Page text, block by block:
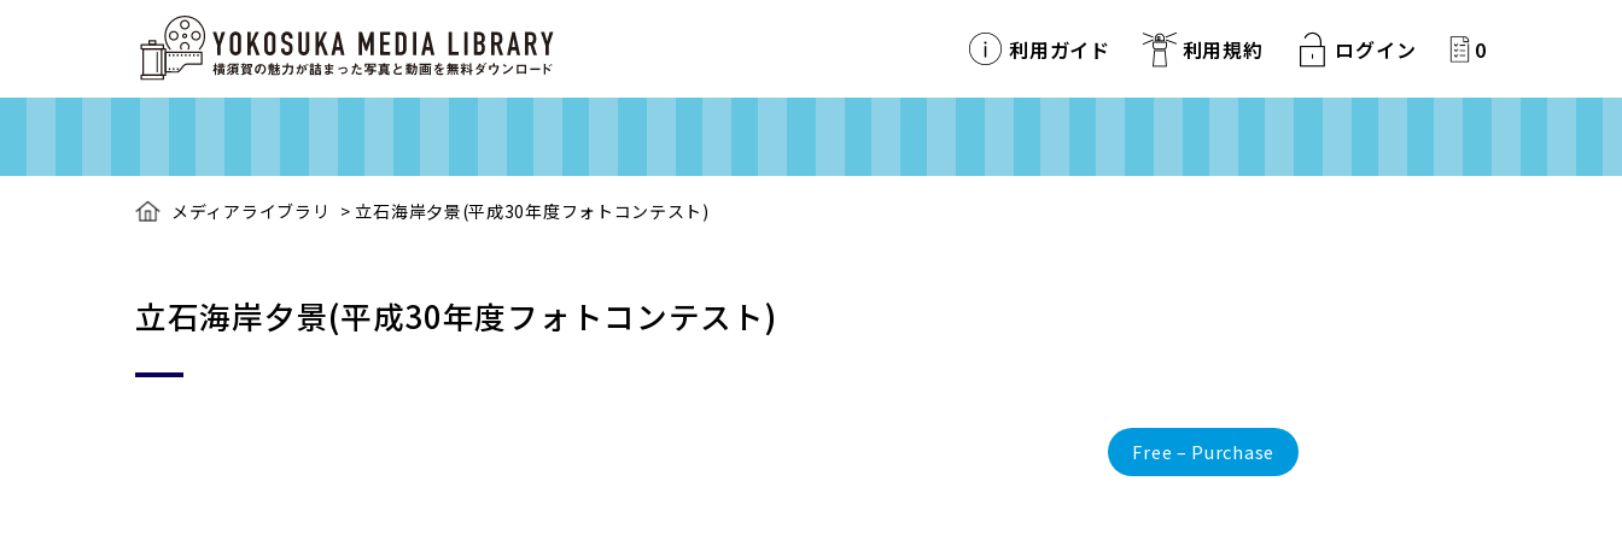
利用ガイド 利用規約 ログイン 0
メディアライブラリ > 立石海岸夕景(平成30年度フォトコンテスト)
立石海岸夕景(平成30年度フォトコンテスト)
Free – Purchase